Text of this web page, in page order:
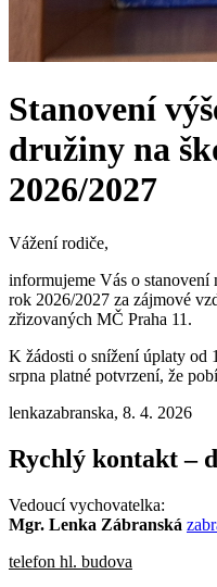
Stanovení
družiny na
2026/2027
Vážení rodiče,
informujeme Vás o
rok 2026/2027 za zájmové
zřizovaných MČ Praha 11.
K žádosti o snížení úplaty od
srpna platné potvrzení, že
lenkazabranska, 8. 4. 2026
Rychlý kontakt –
Vedoucí vychovatelka:
Mgr. Lenka Zábranská
telefon hl. budova